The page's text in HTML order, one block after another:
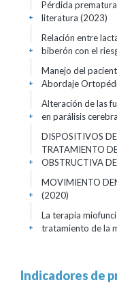
Pérdida
literatura (2023)
+
Relación entre
biberón con el
+
Manejo del
Abordaje
+
Alteración de las
en parálisis
+
DISPOSITIVOS
TRATAMIENTO
OBSTRUCTIVA
+
MOVIMIENTO
(2020)
+
La terapia
tratamiento de la
+
Indicadores de